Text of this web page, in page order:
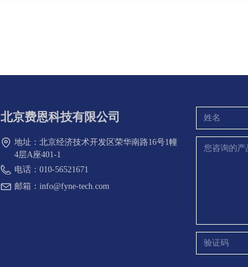
北京费恩科技有限公司
地址： 北京经济技术开发区荣华南路16号1幢
4层A座401-1
电话： 010-56521671
邮箱： info@fyne-tech.com